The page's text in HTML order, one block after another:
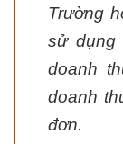
Trường
sử dụng
doanh
doanh
đơn.